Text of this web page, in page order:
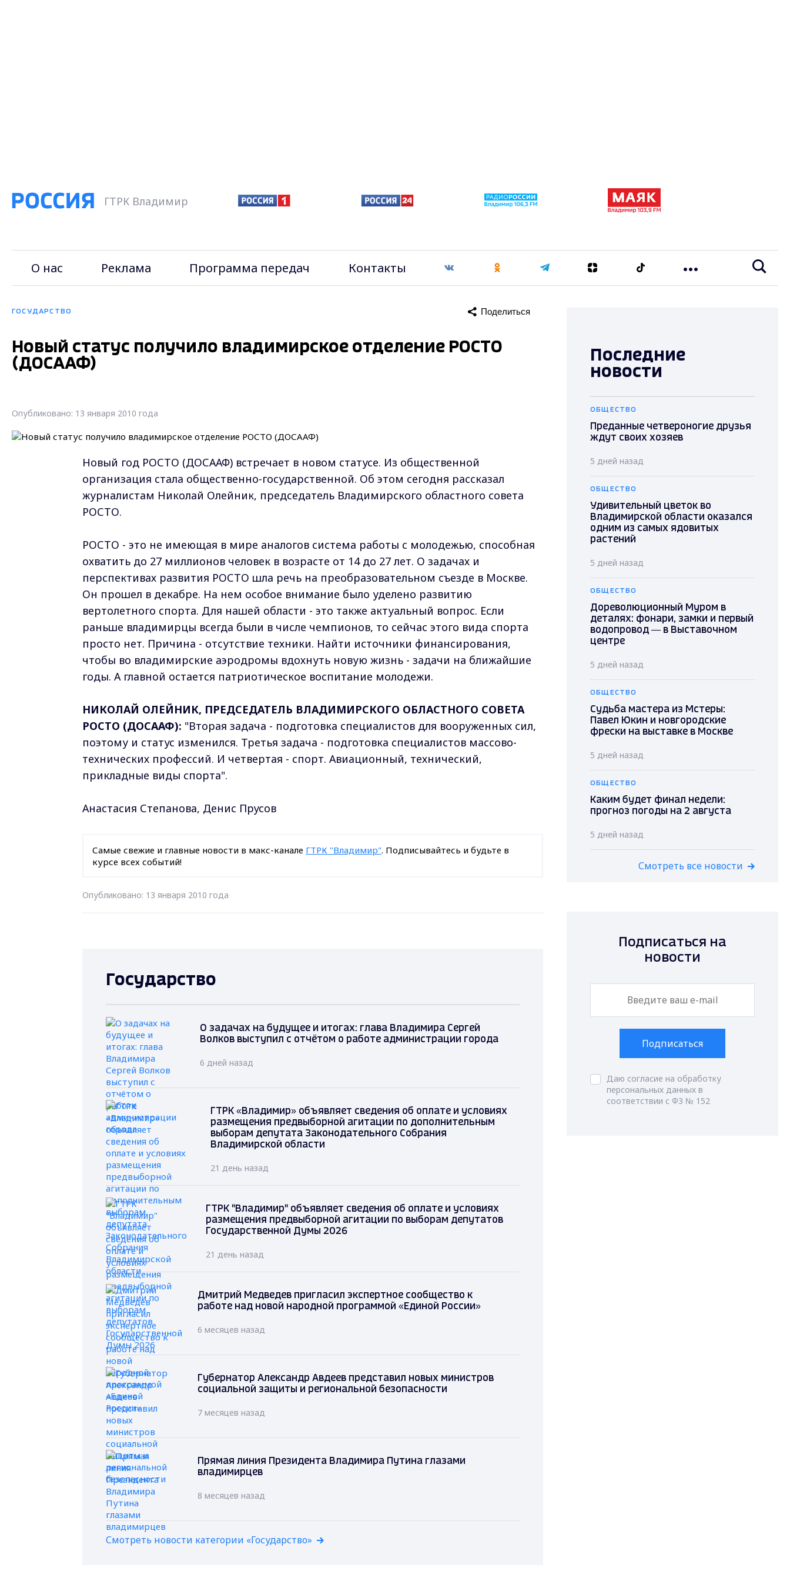
ГТРК Владимир
О нас Реклама Программа передач Контакты
ГОСУДАРСТВО Поделиться
Новый статус получило владимирское отделение РОСТО
(ДОСААФ)
Опубликовано: 13 января 2010 года
Новый год РОСТО (ДОСААФ) встречает в новом статусе. Из общественной
организация стала общественно-государственной. Об этом сегодня рассказал
журналистам Николай Олейник, председатель Владимирского областного совета
РОСТО.
РОСТО - это не имеющая в мире аналогов система работы с молодежью, способная
охватить до 27 миллионов человек в возрасте от 14 до 27 лет. О задачах и
перспективах развития РОСТО шла речь на преобразовательном съезде в Москве.
Он прошел в декабре. На нем особое внимание было уделено развитию
вертолетного спорта. Для нашей области - это также актуальный вопрос. Если
раньше владимирцы всегда были в числе чемпионов, то сейчас этого вида спорта
просто нет. Причина - отсутствие техники. Найти источники финансирования,
чтобы во владимирские аэродромы вдохнуть новую жизнь - задачи на ближайшие
годы. А главной остается патриотическое воспитание молодежи.
НИКОЛАЙ ОЛЕЙНИК, ПРЕДСЕДАТЕЛЬ ВЛАДИМИРСКОГО ОБЛАСТНОГО СОВЕТА
РОСТО (ДОСААФ): "Вторая задача - подготовка специалистов для вооруженных сил,
поэтому и статус изменился. Третья задача - подготовка специалистов массово-
технических профессий. И четвертая - спорт. Авиационный, технический,
прикладные виды спорта".
Анастасия Степанова, Денис Прусов
Самые свежие и главные новости в макс-канале ГТРК "Владимир". Подписывайтесь и будьте в
курсе всех событий!
Опубликовано: 13 января 2010 года
Государство
О задачах на будущее и итогах: глава Владимира Сергей
Волков выступил с отчётом о работе администрации города
6 дней назад
ГТРК «Владимир» объявляет сведения об оплате и условиях
размещения предвыборной агитации по дополнительным
выборам депутата Законодательного Собрания
Владимирской области
21 день назад
ГТРК "Владимир" объявляет сведения об оплате и условиях
размещения предвыборной агитации по выборам депутатов
Государственной Думы 2026
21 день назад
Дмитрий Медведев пригласил экспертное сообщество к
работе над новой народной программой «Единой России»
6 месяцев назад
Губернатор Александр Авдеев представил новых министров
социальной защиты и региональной безопасности
7 месяцев назад
Прямая линия Президента Владимира Путина глазами
владимирцев
8 месяцев назад
Смотреть новости категории «Государство»
Последние
новости
ОБЩЕСТВО
Преданные четвероногие друзья
ждут своих хозяев
5 дней назад
ОБЩЕСТВО
Удивительный цветок во
Владимирской области оказался
одним из самых ядовитых
растений
5 дней назад
ОБЩЕСТВО
Дореволюционный Муром в
деталях: фонари, замки и первый
водопровод — в Выставочном
центре
5 дней назад
ОБЩЕСТВО
Судьба мастера из Мстеры:
Павел Юкин и новгородские
фрески на выставке в Москве
5 дней назад
ОБЩЕСТВО
Каким будет финал недели:
прогноз погоды на 2 августа
5 дней назад
Смотреть все новости
Подписаться на
новости
Подписаться
Даю согласие на обработку
персональных данных в
соответствии с ФЗ № 152